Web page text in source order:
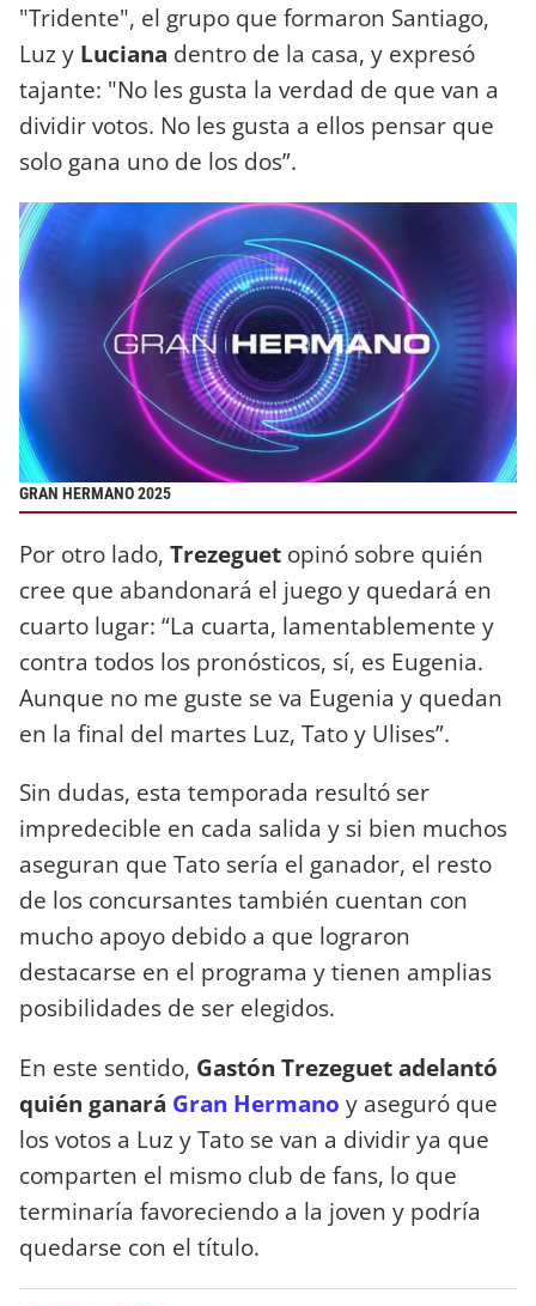
"Tridente", el grupo que formaron Santiago,
Luz y Luciana dentro de la casa, y expresó
tajante: "No les gusta la verdad de que van a
dividir votos. No les gusta a ellos pensar que
solo gana uno de los dos”.
GRAN HERMANO 2025
Por otro lado, Trezeguet opinó sobre quién
cree que abandonará el juego y quedará en
cuarto lugar: “La cuarta, lamentablemente y
contra todos los pronósticos, sí, es Eugenia.
Aunque no me guste se va Eugenia y quedan
en la final del martes Luz, Tato y Ulises”.
Sin dudas, esta temporada resultó ser
impredecible en cada salida y si bien muchos
aseguran que Tato sería el ganador, el resto
de los concursantes también cuentan con
mucho apoyo debido a que lograron
destacarse en el programa y tienen amplias
posibilidades de ser elegidos.
En este sentido, Gastón Trezeguet adelantó
quién ganará Gran Hermano y aseguró que
los votos a Luz y Tato se van a dividir ya que
comparten el mismo club de fans, lo que
terminaría favoreciendo a la joven y podría
quedarse con el título.